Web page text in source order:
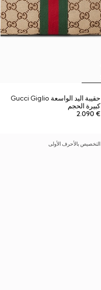
حقيبة اليد الواسعة Gucci Giglio
كبيرة الحجم
€ 2.090
التخصيص بالأحرف الأولى